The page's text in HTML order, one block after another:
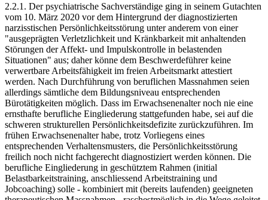
2.2.1. Der psychiatrische Sachverständige ging in seinem Gutachten
vom 10. März 2020 vor dem Hintergrund der diagnostizierten
narzisstischen Persönlichkeitsstörung unter anderem von einer
"ausgeprägten Verletzlichkeit und Kränkbarkeit mit anhaltenden
Störungen der Affekt- und Impulskontrolle in belastenden
Situationen" aus; daher könne dem Beschwerdeführer keine
verwertbare Arbeitsfähigkeit im freien Arbeitsmarkt attestiert
werden. Nach Durchführung von beruflichen Massnahmen seien
allerdings sämtliche dem Bildungsniveau entsprechenden
Bürotätigkeiten möglich. Dass im Erwachsenenalter noch nie eine
ernsthafte berufliche Eingliederung stattgefunden habe, sei auf die
schweren strukturellen Persönlichkeitsdefizite zurückzuführen. Im
frühen Erwachsenenalter habe, trotz Vorliegens eines
entsprechenden Verhaltensmusters, die Persönlichkeitsstörung
freilich noch nicht fachgerecht diagnostiziert werden können. Die
berufliche Eingliederung in geschütztem Rahmen (initial
Belastbarkeitstraining, anschliessend Arbeitstraining und
Jobcoaching) solle - kombiniert mit (bereits laufenden) geeigneten